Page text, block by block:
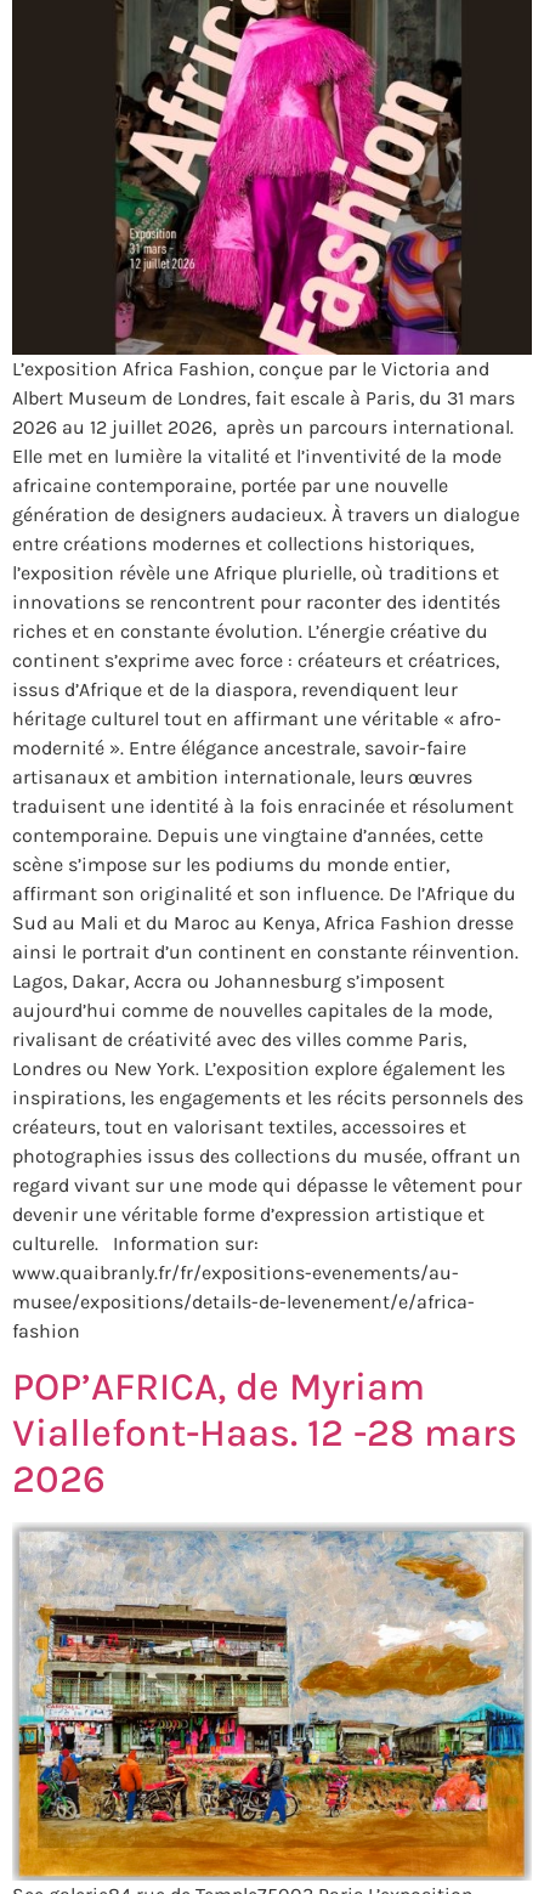
L’exposition Africa Fashion, conçue par le Victoria and
Albert Museum de Londres, fait escale à Paris, du 31 mars
2026 au 12 juillet 2026, après un parcours international.
Elle met en lumière la vitalité et l’inventivité de la mode
africaine contemporaine, portée par une nouvelle
génération de designers audacieux. À travers un dialogue
entre créations modernes et collections historiques,
l’exposition révèle une Afrique plurielle, où traditions et
innovations se rencontrent pour raconter des identités
riches et en constante évolution. L’énergie créative du
continent s’exprime avec force : créateurs et créatrices,
issus d’Afrique et de la diaspora, revendiquent leur
héritage culturel tout en affirmant une véritable « afro-
modernité ». Entre élégance ancestrale, savoir-faire
artisanaux et ambition internationale, leurs œuvres
traduisent une identité à la fois enracinée et résolument
contemporaine. Depuis une vingtaine d’années, cette
scène s’impose sur les podiums du monde entier,
affirmant son originalité et son influence. De l’Afrique du
Sud au Mali et du Maroc au Kenya, Africa Fashion dresse
ainsi le portrait d’un continent en constante réinvention.
Lagos, Dakar, Accra ou Johannesburg s’imposent
aujourd’hui comme de nouvelles capitales de la mode,
rivalisant de créativité avec des villes comme Paris,
Londres ou New York. L’exposition explore également les
inspirations, les engagements et les récits personnels des
créateurs, tout en valorisant textiles, accessoires et
photographies issus des collections du musée, offrant un
regard vivant sur une mode qui dépasse le vêtement pour
devenir une véritable forme d’expression artistique et
culturelle. Information sur:
www.quaibranly.fr/fr/expositions-evenements/au-
musee/expositions/details-de-levenement/e/africa-
fashion
POP’AFRICA, de Myriam
Viallefont-Haas. 12 -28 mars
2026